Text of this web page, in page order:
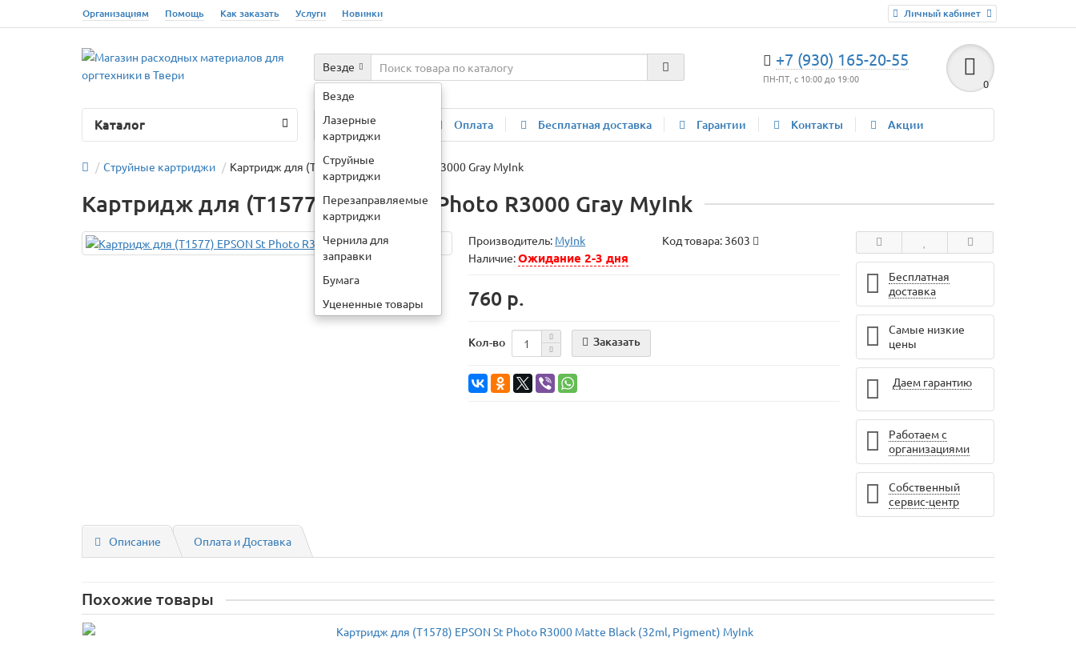
Личный кабинет
Организациям Помощь Как заказать Услуги Новинки
+7 (930) 165-20-55
ПН-ПТ, с 10:00 до 19:00 0
Везде
Везде
Лазерные
картриджи
Струйные
картриджи
Перезаправляемые
картриджи
Чернила для
заправки
Бумага
Уцененные товары
Например:
О компании Оплата Бесплатная доставка Гарантии Контакты Акции
Каталог
Струйные картриджи Картридж для (T1577) EPSON St Photo R3000 Gray MyInk
Картридж для (T1577) EPSON St Photo R3000 Gray MyInk
Производитель: MyInk Код товара: 3603
Наличие:Ожидание 2-3 дня
760 р.
Кол-во Заказать
Бесплатная
доставка
Самые низкие
цены
Даем гарантию
Работаем с
организациями
Собственный
сервис-центр
Описание Оплата и Доставка
Похожие товары